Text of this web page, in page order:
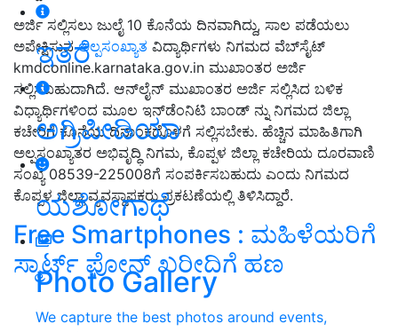
ಇತರೆ
ಅಗ್ರಿಪೀಡಿಯಾ
ಯಶೋಗಾಥೆ
Photo Gallery
We capture the best photos around events,
ಅರ್ಜಿ ಸಲ್ಲಿಸಲು ಜುಲೈ 10 ಕೊನೆಯ ದಿನವಾಗಿದ್ದು, ಸಾಲ ಪಡೆಯಲು
ಅಪೇಕ್ಷಿಸುವಅಲ್ಪಸಂಖ್ಯಾತ ವಿದ್ಯಾರ್ಥಿಗಳು ನಿಗಮದ ವೆಬ್‌ಸೈಟ್
kmdconline.karnataka.gov.in ಮುಖಾಂತರ ಅರ್ಜಿ
ಸಲ್ಲಿಸಬಹುದಾಗಿದೆ. ಆನ್‌ಲೈನ್ ಮುಖಾಂತರ ಅರ್ಜಿ ಸಲ್ಲಿಸಿದ ಬಳಿಕ
ವಿಧ್ಯಾರ್ಥಿಗಳಿಂದ ಮೂಲ ಇನ್‌ಡೆಂನಿಟಿ ಬಾಂಡ್ ನ್ನು ನಿಗಮದ ಜಿಲ್ಲಾ
ಕಚೇರಿಗೆ ಕೊನೆಯ ದಿನಾಂಕದೊಳಗೆ ಸಲ್ಲಿಸಬೇಕು. ಹೆಚ್ಚಿನ ಮಾಹಿತಿಗಾಗಿ
ಅಲ್ಪಸಂಖ್ಯಾತರ ಅಭಿವೃದ್ಧಿ ನಿಗಮ, ಕೊಪ್ಪಳ ಜಿಲ್ಲಾ ಕಚೇರಿಯ ದೂರವಾಣಿ
ಸಂಖ್ಯೆ 08539-225008ಗೆ ಸಂಪರ್ಕಿಸಬಹುದು ಎಂದು ನಿಗಮದ
ಕೊಪ್ಪಳ ಜಿಲ್ಲಾ ವ್ಯವಸ್ಥಾಪಕರು ಪ್ರಕಟಣೆಯಲ್ಲಿ ತಿಳಿಸಿದ್ದಾರೆ.
Free Smartphones : ಮಹಿಳೆಯರಿಗೆ
ಸ್ಮಾರ್ಟ್‌ ಫೋನ್‌ ಖರೀದಿಗೆ ಹಣ